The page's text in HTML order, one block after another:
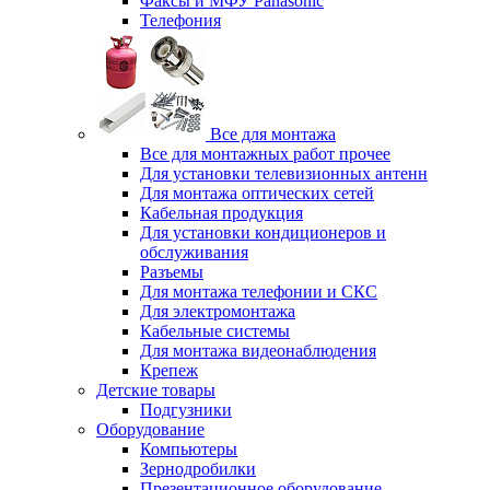
Телефония
Все для монтажа
Все для монтажных работ прочее
Для установки телевизионных антенн
Для монтажа оптических сетей
Кабельная продукция
Для установки кондиционеров и
обслуживания
Разъемы
Для монтажа телефонии и СКС
Для электромонтажа
Кабельные системы
Для монтажа видеонаблюдения
Крепеж
Детские товары
Подгузники
Оборудование
Компьютеры
Зернодробилки